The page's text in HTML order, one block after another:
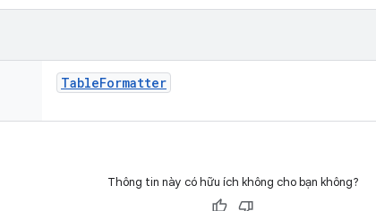
TableFormatter
Thông tin này có hữu ích không cho bạn không?